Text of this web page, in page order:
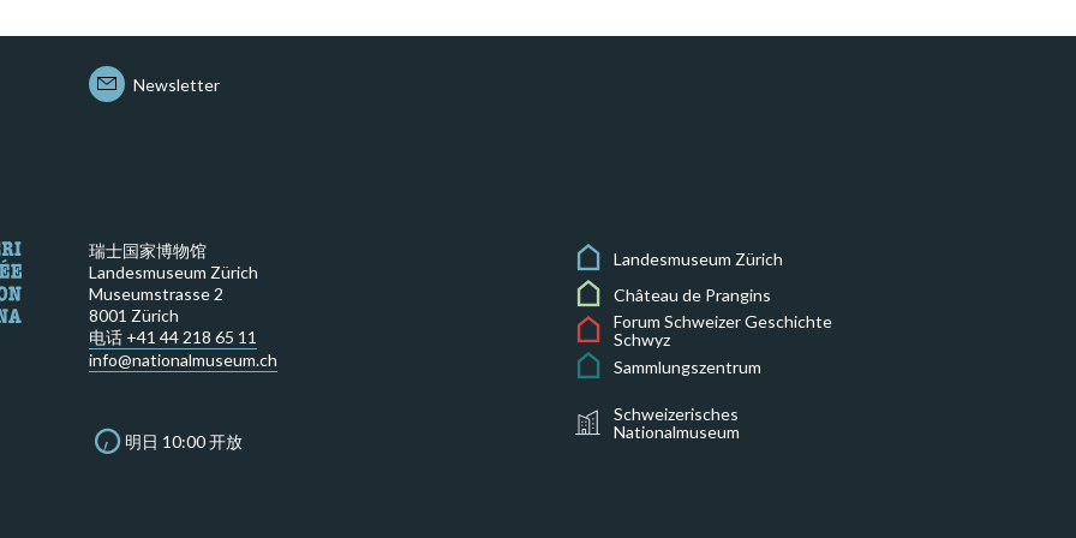
Newsletter
瑞士国家博物馆
Landesmuseum Zürich
Museumstrasse 2
8001 Zürich
电话 +41 44 218 65 11
info@nationalmuseum.ch
明日 10:00 开放
Landesmuseum Zürich
Château de Prangins
Forum Schweizer Geschichte
Schwyz
Sammlungszentrum
Schweizerisches
Nationalmuseum